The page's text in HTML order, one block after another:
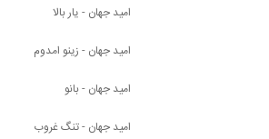
امید جهان - یار بالا
امید جهان - زینو امدوم
امید جهان - بانو
امید جهان - تنگ غروب